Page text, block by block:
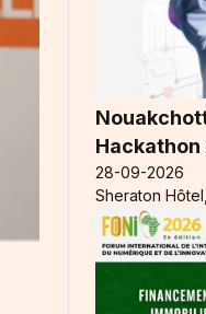
Hackathon
28-09-2026
Sheraton